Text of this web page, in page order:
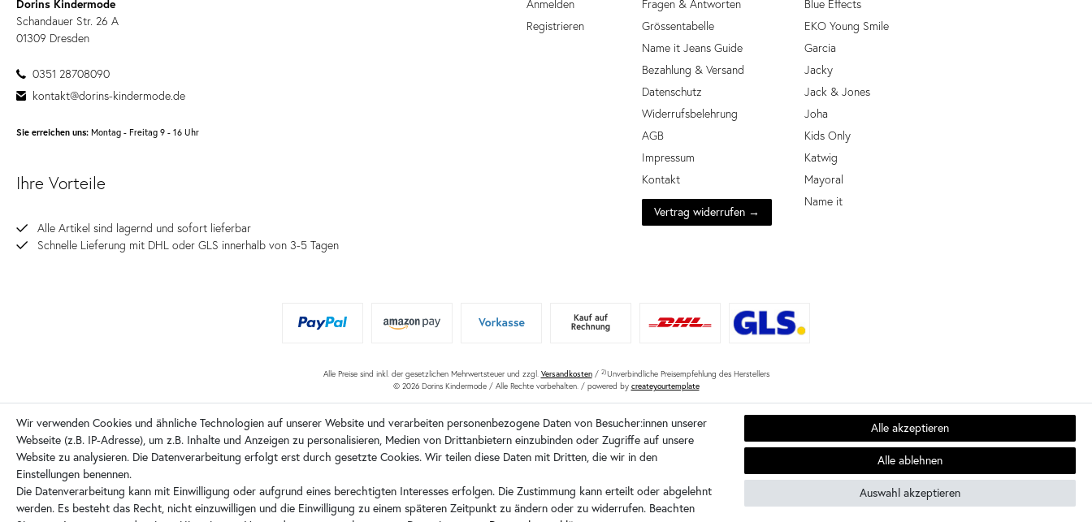
Anmelden
Registrieren
Fragen & Antworten
Grössentabelle
Name it Jeans Guide
Bezahlung & Versand
Datenschutz
Widerrufsbelehrung
AGB
Impressum
Kontakt
Vertrag widerrufen →
Blue Effects
EKO Young Smile
Garcia
Jacky
Jack & Jones
Joha
Kids Only
Katwig
Mayoral
Name it
Ihre Vorteile
Alle Artikel sind lagernd und sofort lieferbar
Schnelle Lieferung mit DHL oder GLS innerhalb von 3-5 Tagen
Dorins Kindermode
Schandauer Str. 26 A
01309 Dresden
0351 28708090
kontakt@dorins-kindermode.de
Sie erreichen uns: Montag - Freitag 9 - 16 Uhr
Alle Preise sind inkl. der gesetzlichen Mehrwertsteuer und zzgl. Versandkosten/ 2)Unverbindliche Preisempfehlung des Herstellers
© 2026 Dorins Kindermode / Alle Rechte vorbehalten. / powered by createyourtemplate
Sommerschlussverkauf
Wir verwenden Cookies und ähnliche Technologien auf unserer Website und verarbeiten personenbezogene Daten von Besucher:innen unserer
Webseite (z.B. IP-Adresse), um z.B. Inhalte und Anzeigen zu personalisieren, Medien von Drittanbietern einzubinden oder Zugriffe auf unsere
Website zu analysieren. Die Datenverarbeitung erfolgt erst durch gesetzte Cookies. Wir teilen diese Daten mit Dritten, die wir in den
Einstellungen benennen.
Die Datenverarbeitung kann mit Einwilligung oder aufgrund eines berechtigten Interesses erfolgen. Die Zustimmung kann erteilt oder abgelehnt
werden. Es besteht das Recht, nicht einzuwilligen und die Einwilligung zu einem späteren Zeitpunkt zu ändern oder zu widerrufen. Beachten
Alle akzeptieren
Alle ablehnen
Auswahl akzeptieren